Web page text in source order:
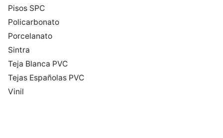
Pisos SPC
Policarbonato
Porcelanato
Sintra
Teja Blanca PVC
Tejas Españolas PVC
Vinil